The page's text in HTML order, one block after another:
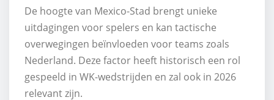
De hoogte van Mexico-Stad brengt unieke
uitdagingen voor spelers en kan tactische
overwegingen beïnvloeden voor teams zoals
Nederland. Deze factor heeft historisch een rol
gespeeld in WK-wedstrijden en zal ook in 2026
relevant zijn.